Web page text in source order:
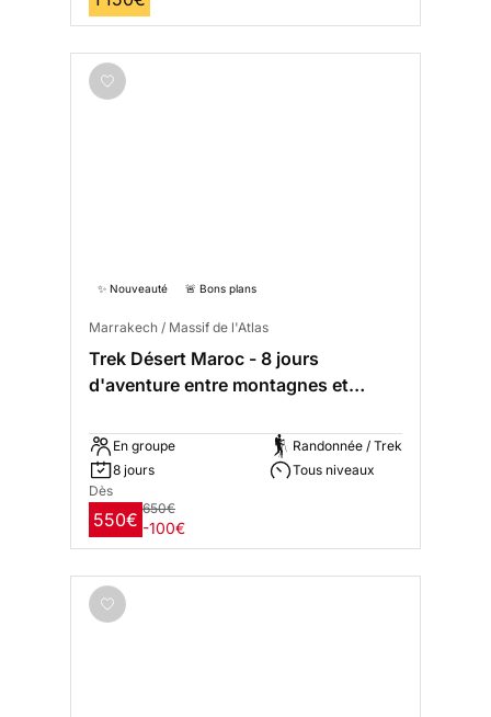
✨ Nouveauté 🚨 Bons plans
Marrakech / Massif de l'Atlas
Trek Désert Maroc - 8 jours
d'aventure entre montagnes et
En groupe
8 jours
Randonnée / Trek
Tous niveaux
Dès
550€
650€
-100€